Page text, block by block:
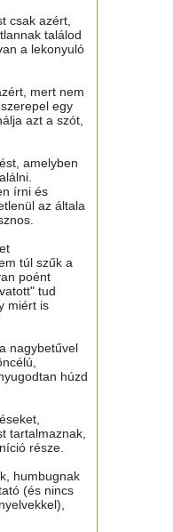
csak azért,
találod
a lekonyuló
mert nem
egy
azt a szót,
amelyben
írni és
az általa
túl szűk a
poént
tud
miért is
nagybetűvel
húzd
tartalmaznak,
része.
humbugnak
(és nincs